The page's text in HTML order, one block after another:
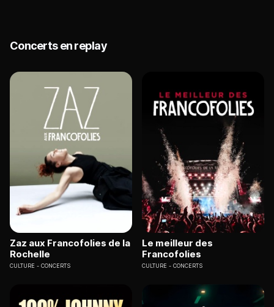
Concerts en replay
Zaz aux Francofolies de la
Rochelle
CULTURE CONCERTS
Le meilleur des
Francofolies
CULTURE CONCERTS